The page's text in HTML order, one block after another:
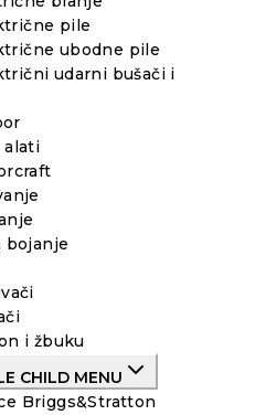
pile
ubodne pile
udarni bušači i
alati
bojanje
i žbuku
CHILD MENU
Briggs&Stratton